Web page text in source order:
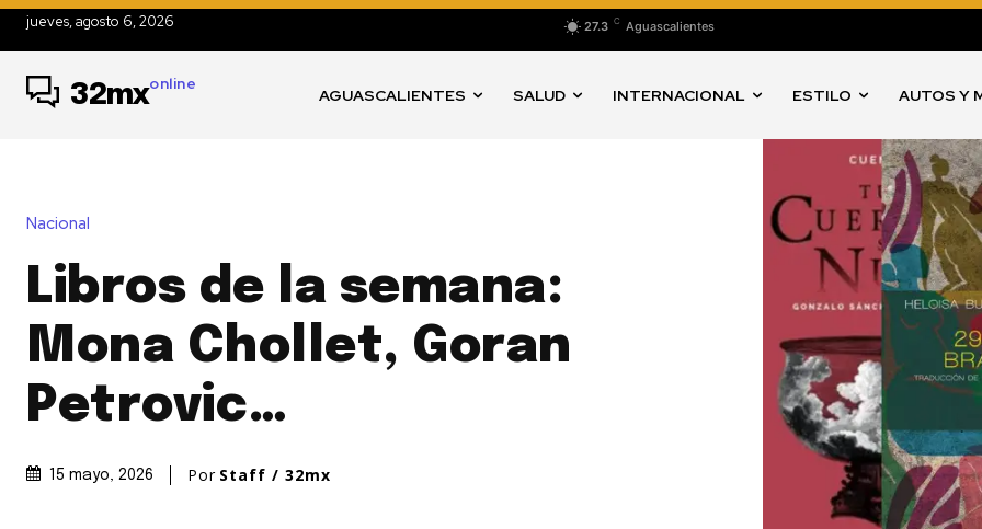
27.3 C Aguascalientes
jueves, agosto 6, 2026
32mxonline
AGUASCALIENTES SALUD INTERNACIONAL ESTILO AUTOS Y
Nacional
Libros de la semana:
Mona Chollet, Goran
Petrovic…
15 mayo, 2026 Por Staff / 32mx